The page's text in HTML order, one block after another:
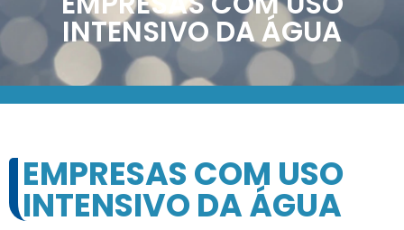
INTENSIVO DA ÁGUA
EMPRESAS COM USO
INTENSIVO DA ÁGUA